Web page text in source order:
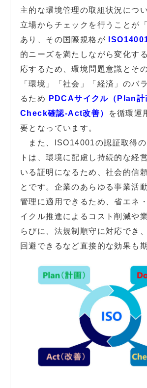
主的な環境管理の取組状況につ
立場からチェックを行うことが
あり、その国際規格が
的ニーズを満たしながら変化す
応するため、環境問題意識とそ
「環境」「社会」「経済」のバ
るため
PDCAサイクル（Plan
Check確認-Act改善）
を循環運
要となっています 。
また、ISO14001の認証取得の
トは、環境に配慮し持続的な経
いる証明になるため、社会的信
とです。企業のあらゆる事業活
管理に適用できるため、省エネ
イクル推進によるコスト削減や
らびに、法規制順守に対応でき
回避できるなど直接的な効果も